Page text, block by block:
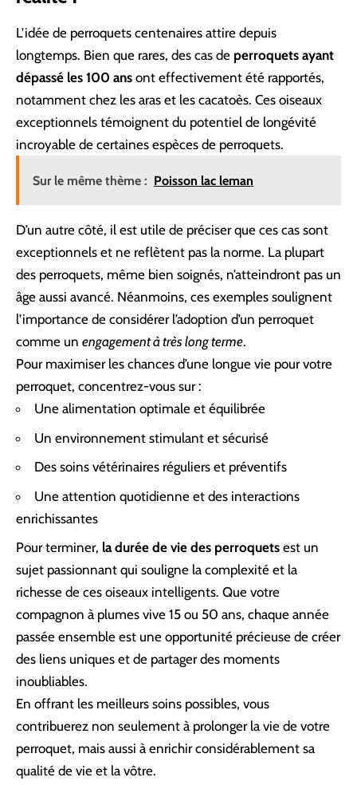
L’idée de perroquets centenaires attire depuis
longtemps. Bien que rares, des cas de perroquets ayant
dépassé les 100 ans ont effectivement été rapportés,
notamment chez les aras et les cacatoès. Ces oiseaux
exceptionnels témoignent du potentiel de longévité
incroyable de certaines espèces de perroquets.
Sur le même thème : Poisson lac leman
D’un autre côté, il est utile de préciser que ces cas sont
exceptionnels et ne reflètent pas la norme. La plupart
des perroquets, même bien soignés, n’atteindront pas un
âge aussi avancé. Néanmoins, ces exemples soulignent
l’importance de considérer l’adoption d’un perroquet
comme un engagement à très long terme.
Pour maximiser les chances d’une longue vie pour votre
perroquet, concentrez-vous sur :
Une alimentation optimale et équilibrée
Un environnement stimulant et sécurisé
Des soins vétérinaires réguliers et préventifs
Une attention quotidienne et des interactions
enrichissantes
Pour terminer, la durée de vie des perroquets est un
sujet passionnant qui souligne la complexité et la
richesse de ces oiseaux intelligents. Que votre
compagnon à plumes vive 15 ou 50 ans, chaque année
passée ensemble est une opportunité précieuse de créer
des liens uniques et de partager des moments
inoubliables.
En offrant les meilleurs soins possibles, vous
contribuerez non seulement à prolonger la vie de votre
perroquet, mais aussi à enrichir considérablement sa
qualité de vie et la vôtre.